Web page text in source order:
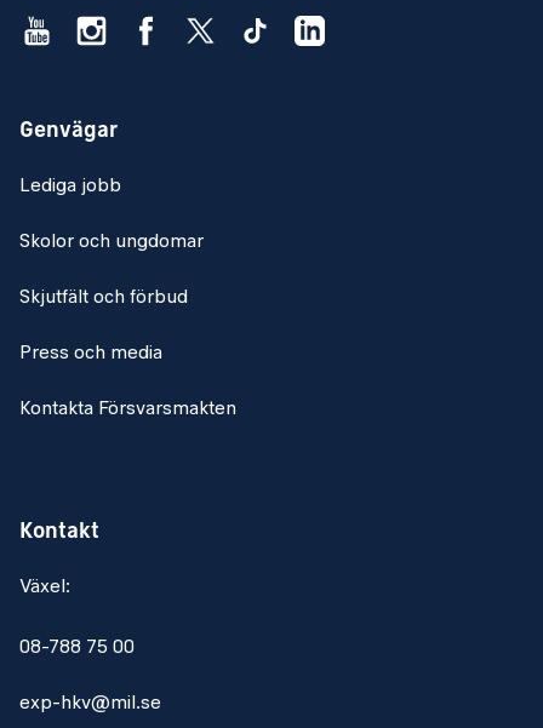
Genvägar
Lediga jobb
Skolor och ungdomar
Skjutfält och förbud
Press och media
Kontakta Försvarsmakten
Kontakt
Växel:
08-788 75 00
exp-hkv@mil.se